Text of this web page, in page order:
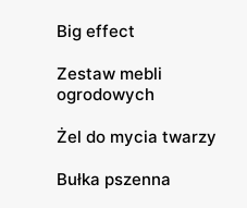
Big effect
Zestaw mebli
ogrodowych
Żel do mycia twarzy
Bułka pszenna